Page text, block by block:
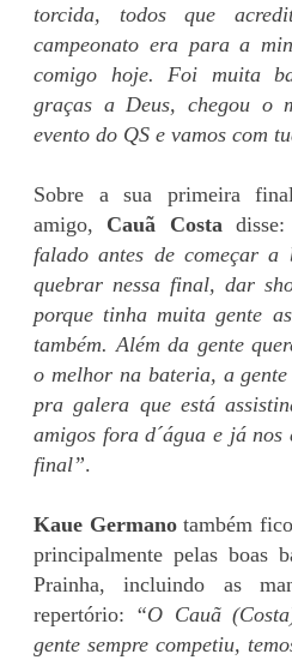
torcida, todos que
campeonato era para a
comigo hoje. Foi muita
graças a Deus, chegou o
evento do QS e vamos com
Sobre a sua primeira
amigo, Cauã Costadisse:
falado antes de começar
quebrar nessa final, dar
porque tinha muita gente
também. Além da gente
o melhor na bateria, a
pra galera que está
amigos fora d´água e já nos
final”.
Kaue Germanotambém
principalmente pelas boas
Prainha, incluindo as
repertório: “O Cauã
gente sempre competiu,